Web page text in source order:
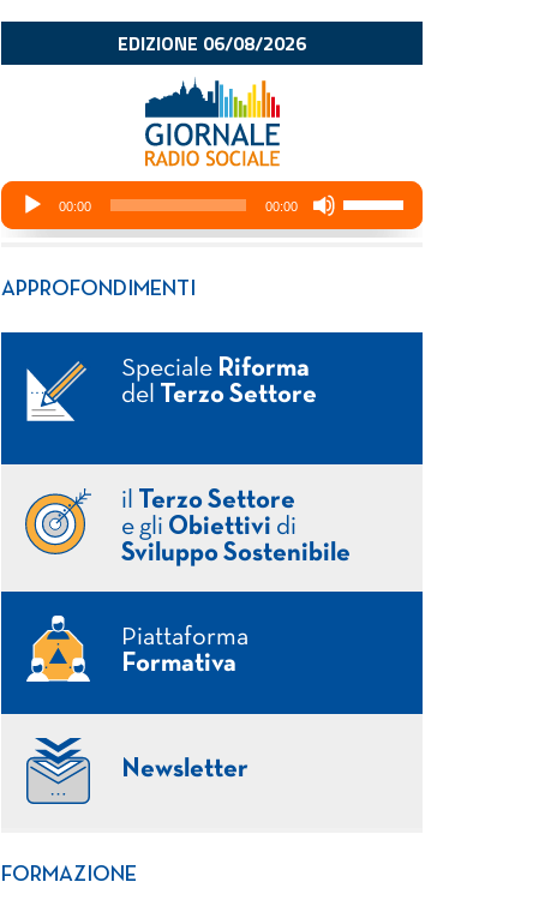
APPROFONDIMENTI
Speciale Riforma
del
Terzo Settore
il
Terzo Settore
e gli Obiettivi di
Sviluppo Sostenibile
Piattaforma
Formativa
Newsletter
FORMAZIONE